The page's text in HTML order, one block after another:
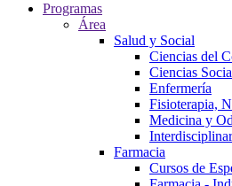
Programas
Área
Salud y Social
Ciencias del
Ciencias
Enfermería
Fisioterapia,
Medicina y
Farmacia
Cursos de